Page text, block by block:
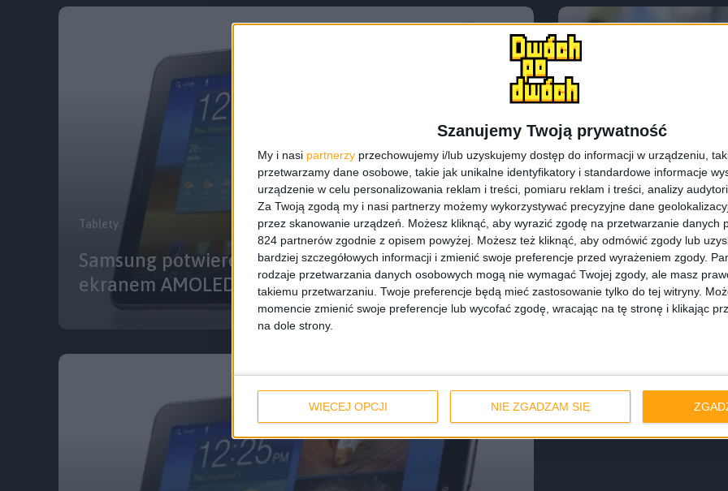
Szanujemy Twoją prywatność
My i nasi partnerzy przechowujemy i/lub uzyskujemy dostęp do informacji w urządzeniu,
przetwarzamy dane osobowe, takie jak unikalne identyfikatory i standardowe informacje
urządzenie w celu personalizowania reklam i treści, pomiaru reklam i treści, analizy
Za Twoją zgodą my i nasi partnerzy możemy wykorzystywać precyzyjne dane
przez skanowanie urządzeń. Możesz kliknąć, aby wyrazić zgodę na przetwarzanie danych
824 partnerów zgodnie z opisem powyżej. Możesz też kliknąć, aby odmówić zgody lub
bardziej szczegółowych informacji i zmienić swoje preferencje przed wyrażeniem zgody.
rodzaje przetwarzania danych osobowych mogą nie wymagać Twojej zgody, ale masz
takiemu przetwarzaniu. Twoje preferencje będą mieć zastosowanie tylko do tej witryny.
momencie zmienić swoje preferencje lub wycofać zgodę, wracając na tę stronę i klikając
na dole strony.
WIĘCEJ OPCJI NIE ZGADZAM SIĘ
Tablety
Samsung potwierdza tablet Galaxy Tab PRO z
ekranem AMOLED
Tablety
Samsung
z ekranem